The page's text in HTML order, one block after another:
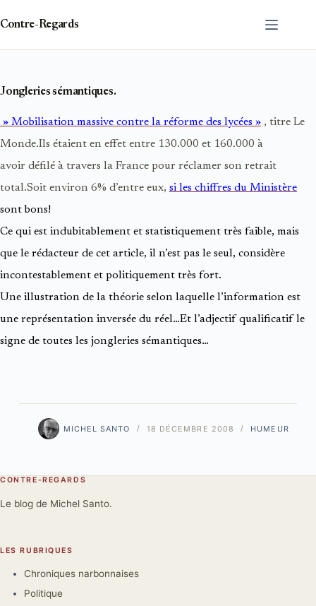
contenu
Contre-Regards
Jongleries sémantiques.
» Mobilisation massive contre la réforme des lycées » , titre Le
Monde.Ils étaient en effet entre 130.000 et 160.000 à
avoir défilé à travers la France pour réclamer son retrait
total.Soit environ 6% d’entre eux, si les chiffres du Ministère
sont bons!
Ce qui est indubitablement et statistiquement très faible, mais
que le rédacteur de cet article, il n’est pas le seul, considère
incontestablement et politiquement très fort.
Une illustration de la théorie selon laquelle l’information est
une représentation inversée du réel…Et l’adjectif qualificatif le
signe de toutes les jongleries sémantiques…
MICHEL SANTO 18 DÉCEMBRE 2008 HUMEUR
CONTRE-REGARDS
Le blog de Michel Santo.
LES RUBRIQUES
Chroniques narbonnaises
Politique